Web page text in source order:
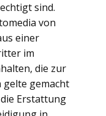
sind.
von
einer
im
die zur
gemacht
Erstattung